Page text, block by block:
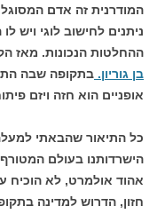
המודרנית זה אדם המסוגל
ניתנים לחישוב לוגי ויש
ההחלטות הנכונות. מאז
בן גוריון. בתקופה שבה
אופניים הוא חזה ויזם
כל התיאור שהבאתי
הישרדותנו בעולם
אהוד אולמרט, לא הוכיח
חזון, הדרוש למדינה